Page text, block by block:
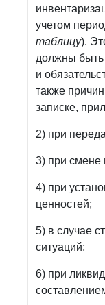
учетом
таблицу).
должны быть
и
также
записке,
2) при
3) при смене
4) при
ценностей;
5) в случае
ситуаций;
6) при